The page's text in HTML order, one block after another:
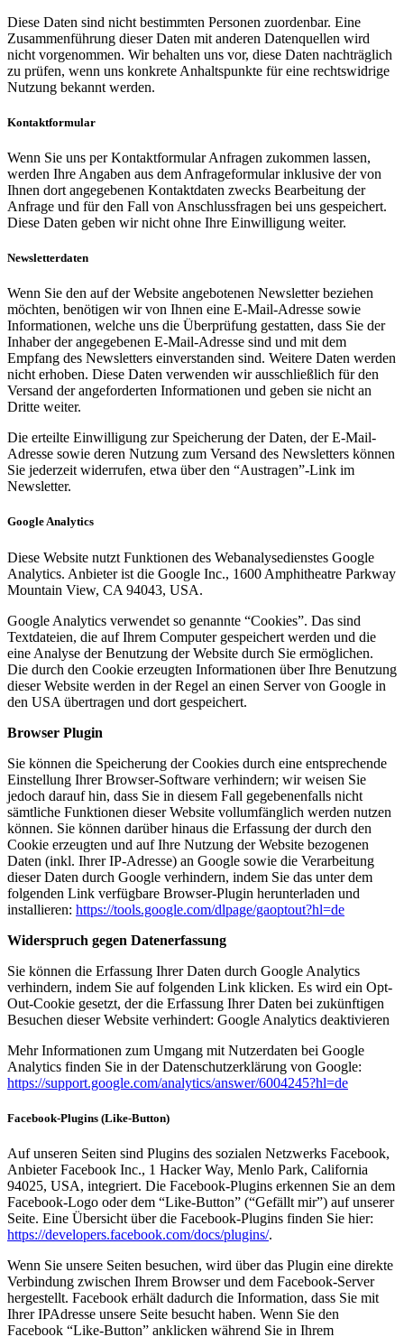
Diese Daten sind nicht bestimmten Personen zuordenbar. Eine
Zusammenführung dieser Daten mit anderen Datenquellen wird
nicht vorgenommen. Wir behalten uns vor, diese Daten nachträglich
zu prüfen, wenn uns konkrete Anhaltspunkte für eine rechtswidrige
Nutzung bekannt werden.
Kontaktformular
Wenn Sie uns per Kontaktformular Anfragen zukommen lassen,
werden Ihre Angaben aus dem Anfrageformular inklusive der von
Ihnen dort angegebenen Kontaktdaten zwecks Bearbeitung der
Anfrage und für den Fall von Anschlussfragen bei uns gespeichert.
Diese Daten geben wir nicht ohne Ihre Einwilligung weiter.
Newsletterdaten
Wenn Sie den auf der Website angebotenen Newsletter beziehen
möchten, benötigen wir von Ihnen eine E-Mail-Adresse sowie
Informationen, welche uns die Überprüfung gestatten, dass Sie der
Inhaber der angegebenen E-Mail-Adresse sind und mit dem
Empfang des Newsletters einverstanden sind. Weitere Daten werden
nicht erhoben. Diese Daten verwenden wir ausschließlich für den
Versand der angeforderten Informationen und geben sie nicht an
Dritte weiter.
Die erteilte Einwilligung zur Speicherung der Daten, der E-Mail-
Adresse sowie deren Nutzung zum Versand des Newsletters können
Sie jederzeit widerrufen, etwa über den “Austragen”-Link im
Newsletter.
Google Analytics
Diese Website nutzt Funktionen des Webanalysedienstes Google
Analytics. Anbieter ist die Google Inc., 1600 Amphitheatre Parkway
Mountain View, CA 94043, USA.
Google Analytics verwendet so genannte “Cookies”. Das sind
Textdateien, die auf Ihrem Computer gespeichert werden und die
eine Analyse der Benutzung der Website durch Sie ermöglichen.
Die durch den Cookie erzeugten Informationen über Ihre Benutzung
dieser Website werden in der Regel an einen Server von Google in
den USA übertragen und dort gespeichert.
Browser Plugin
Sie können die Speicherung der Cookies durch eine entsprechende
Einstellung Ihrer Browser-Software verhindern; wir weisen Sie
jedoch darauf hin, dass Sie in diesem Fall gegebenenfalls nicht
sämtliche Funktionen dieser Website vollumfänglich werden nutzen
können. Sie können darüber hinaus die Erfassung der durch den
Cookie erzeugten und auf Ihre Nutzung der Website bezogenen
Daten (inkl. Ihrer IP-Adresse) an Google sowie die Verarbeitung
dieser Daten durch Google verhindern, indem Sie das unter dem
folgenden Link verfügbare Browser-Plugin herunterladen und
installieren: https://tools.google.com/dlpage/gaoptout?hl=de
Widerspruch gegen Datenerfassung
Sie können die Erfassung Ihrer Daten durch Google Analytics
verhindern, indem Sie auf folgenden Link klicken. Es wird ein Opt-
Out-Cookie gesetzt, der die Erfassung Ihrer Daten bei zukünftigen
Besuchen dieser Website verhindert: Google Analytics deaktivieren
Mehr Informationen zum Umgang mit Nutzerdaten bei Google
Analytics finden Sie in der Datenschutzerklärung von Google:
https://support.google.com/analytics/answer/6004245?hl=de
Facebook-Plugins (Like-Button)
Auf unseren Seiten sind Plugins des sozialen Netzwerks Facebook,
Anbieter Facebook Inc., 1 Hacker Way, Menlo Park, California
94025, USA, integriert. Die Facebook-Plugins erkennen Sie an dem
Facebook-Logo oder dem “Like-Button” (“Gefällt mir”) auf unserer
Seite. Eine Übersicht über die Facebook-Plugins finden Sie hier:
https://developers.facebook.com/docs/plugins/.
Wenn Sie unsere Seiten besuchen, wird über das Plugin eine direkte
Verbindung zwischen Ihrem Browser und dem Facebook-Server
hergestellt. Facebook erhält dadurch die Information, dass Sie mit
Ihrer IPAdresse unsere Seite besucht haben. Wenn Sie den
Facebook “Like-Button” anklicken während Sie in Ihrem